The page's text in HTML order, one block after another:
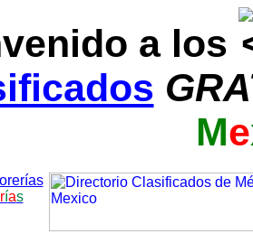
a los
Me
rías